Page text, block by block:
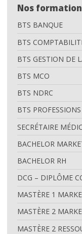
Nos
BTS BANQUE
BTS
BTS GESTION DE
BTS MCO
BTS NDRC
BTS
SECRÉTAIRE
BACHELOR
BACHELOR RH
DCG – DIPLÔME
MASTÈRE 1
MASTÈRE 2
MASTÈRE 2